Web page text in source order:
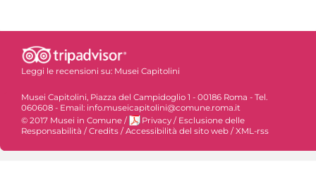
Leggi le recensioni su: Musei Capitolini
Musei Capitolini, Piazza del Campidoglio 1 - 00186 Roma - Tel.
060608 - Email: info.museicapitolini@comune.roma.it
© 2017 Musei in Comune / Privacy / Esclusione delle
Responsabilità / Credits / Accessibilità del sito web / XML-rss